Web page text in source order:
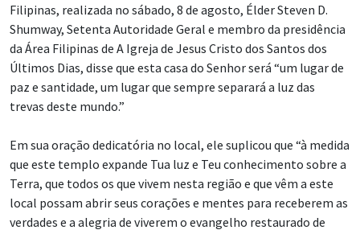
Filipinas, realizada no sábado, 8 de agosto, Élder Steven D.
Shumway, Setenta Autoridade Geral e membro da presidência
da Área Filipinas de A Igreja de Jesus Cristo dos Santos dos
Últimos Dias, disse que esta casa do Senhor será “um lugar de
paz e santidade, um lugar que sempre separará a luz das
trevas deste mundo.”
Em sua oração dedicatória no local, ele suplicou que “à medida
que este templo expande Tua luz e Teu conhecimento sobre a
Terra, que todos os que vivem nesta região e que vêm a este
local possam abrir seus corações e mentes para receberem as
verdades e a alegria de viverem o evangelho restaurado de